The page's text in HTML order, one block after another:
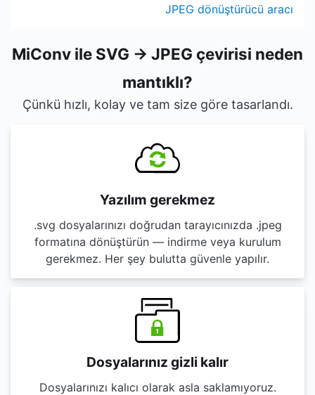
JPEG dönüştürücü aracı
MiConv ile SVG → JPEG çevirisi neden
mantıklı?
Çünkü hızlı, kolay ve tam size göre tasarlandı.
Yazılım gerekmez
.svg dosyalarınızı doğrudan tarayıcınızda .jpeg
formatına dönüştürün — indirme veya kurulum
gerekmez. Her şey bulutta güvenle yapılır.
Dosyalarınız gizli kalır
Dosyalarınızı kalıcı olarak asla saklamıyoruz.